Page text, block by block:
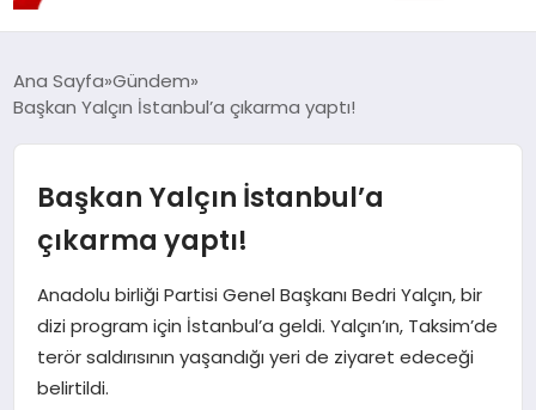
GÜNDEM
DÜNYA
EĞITIM
Ana Sayfa Gündem
Başkan Yalçın İstanbul’a çıkarma yaptı!
Başkan Yalçın İstanbul’a
çıkarma yaptı!
Anadolu birliği Partisi Genel Başkanı Bedri Yalçın, bir
dizi program için İstanbul’a geldi. Yalçın’ın, Taksim’de
terör saldırısının yaşandığı yeri de ziyaret edeceği
belirtildi.